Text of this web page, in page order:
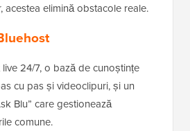
acestea elimină obstacole reale.
24/7, o bază de cunoștințe
cu pas și videoclipuri, și un
Blu” care gestionează
comune.